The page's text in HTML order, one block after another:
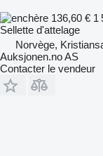
136,60 € 1
Sellette d'attelage
Norvège,
Auksjonen.no AS
Contacter le vendeur